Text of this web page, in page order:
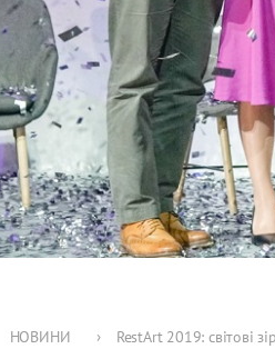
НОВИНИ › RestArt 2019: світові